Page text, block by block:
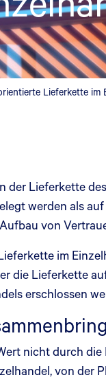
Lieferkette im
Lieferkette
werden als
von
im
die Lieferkette
erschlossen
nicht durch
von